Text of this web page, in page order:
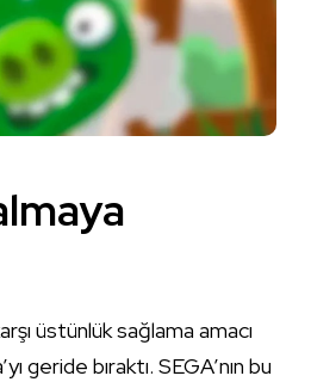
üstünlük sağlama amacı
geride bıraktı. SEGA’nın bu